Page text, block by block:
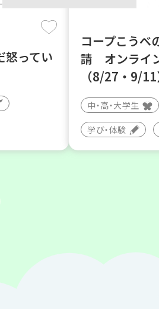
怒ってい
コープこうべ
請 オンライ
（8/27・9/11
中・高・大学生
学び・体験